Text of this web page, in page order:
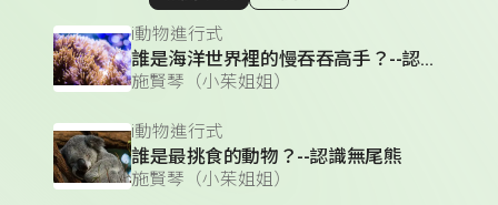
顯示相關單集
i動物進行式
誰是海洋世界裡的慢吞吞高手？--認識珊瑚
施賢琴（小茱姐姐）
i動物進行式
誰是最挑食的動物？--認識無尾熊
施賢琴（小茱姐姐）